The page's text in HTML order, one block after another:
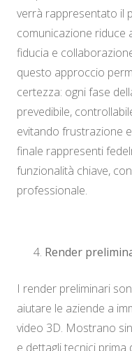
verrà rappresentato il
comunicazione riduce
fiducia e
questo approccio
certezza: ogni fase
prevedibile,
evitando frustrazione
finale rappresenti
funzionalità chiave,
professionale.
Render
I render preliminari
aiutare le aziende a
video 3D. Mostrano
e dettagli tecnici prima